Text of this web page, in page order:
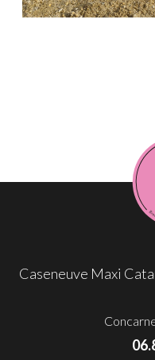
Caseneuve Maxi